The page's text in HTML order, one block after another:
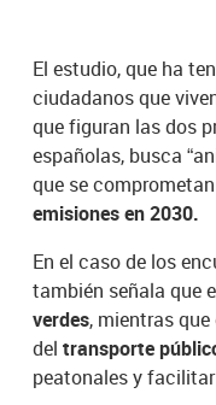
El estudio, que ha
ciudadanos que
que figuran las dos
españolas, busca
que se
emisiones en 2030.
En el caso de los
también señala que
verdes, mientras
deltransporte
peatonales y